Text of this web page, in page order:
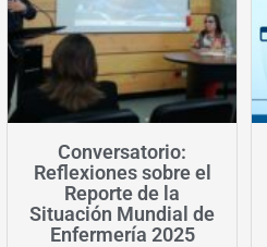
Conversatorio:
Reflexiones sobre el
Reporte de la
Situación Mundial de
Enfermería 2025